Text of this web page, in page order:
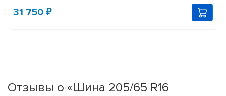
31 750 ₽
Отзывы о «Шина 205/65 R16